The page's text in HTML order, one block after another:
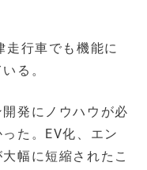
走行車でも機能に
る。
発にノウハウが必
た。EV化、エン
幅に短縮されたこ